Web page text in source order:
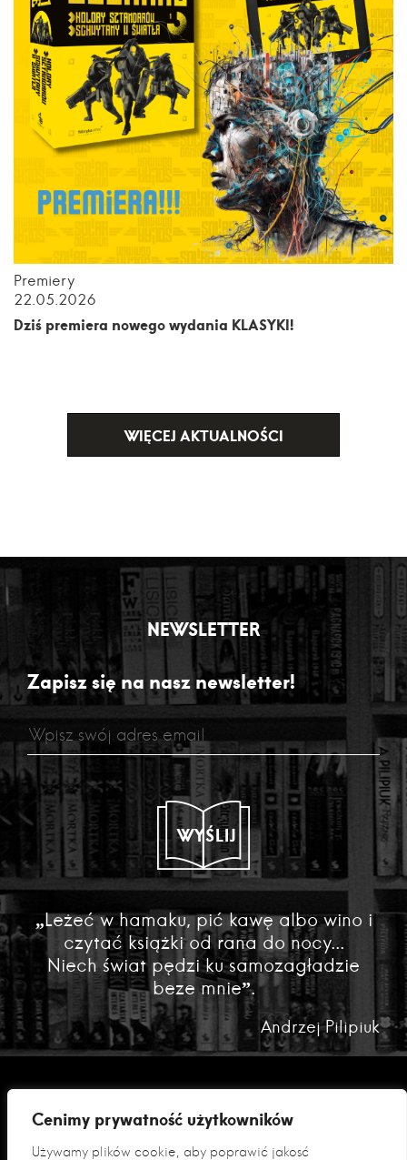
Cenimy prywatność użytkowników
Używamy plików cookie, aby poprawić jakość
Premiery
22.05.2026
Dziś premiera nowego wydania KLASYKI!
WIĘCEJ AKTUALNOŚCI
NEWSLETTER
Zapisz się na nasz newsletter!
WYŚLIJ
„Leżeć w hamaku, pić kawę albo wino i
czytać książki od rana do nocy...
Niech świat pędzi ku samozagładzie
beze mnie”.
Andrzej Pilipiuk